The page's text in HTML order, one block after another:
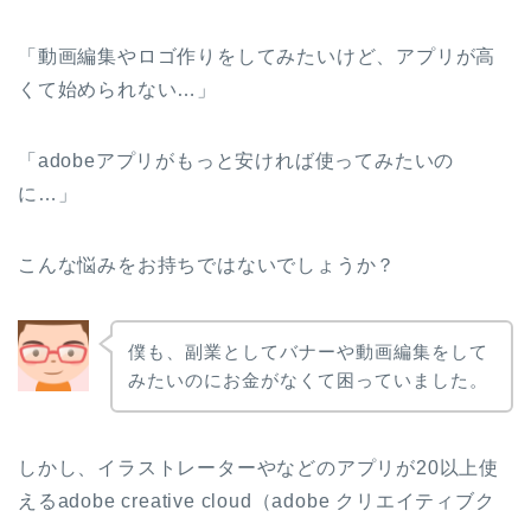
「動画編集やロゴ作りをしてみたいけど、アプリが高
くて始められない…」
「adobeアプリがもっと安ければ使ってみたいの
に…」
こんな悩みをお持ちではないでしょうか？
僕も、副業としてバナーや動画編集をして
みたいのにお金がなくて困っていました。
しかし、イラストレーターやなどのアプリが20以上使
えるadobe creative cloud（adobe クリエイティブク